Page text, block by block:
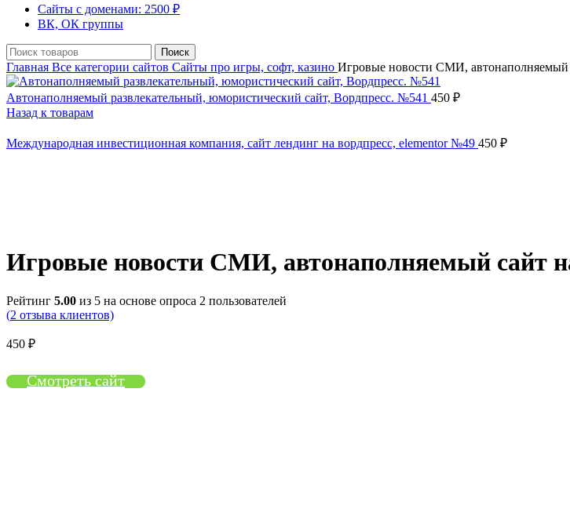
Сайты с доменами: 2500 ₽
ВК, ОК группы
Поиск
Главная Все категории сайтов Сайты про игры, софт, казино Игровые новости СМИ, автонаполняемый
Автонаполняемый развлекательный, юмористический сайт, Вордпресс. №541 450 ₽
Назад к товарам
Международная инвестиционная компания, сайт лендинг на вордпресс, elementor №49 450 ₽
Игровые новости СМИ, автонаполняемый сайт
Рейтинг 5.00 из 5 на основе опроса 2 пользователей
(2 отзыва клиентов)
450 ₽
Смотреть сайт